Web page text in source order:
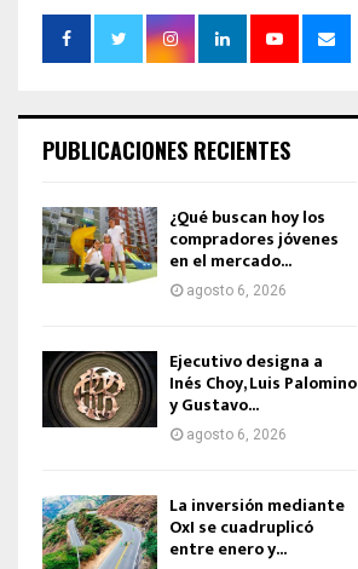
PUBLICACIONES RECIENTES
¿Qué buscan hoy los
compradores jóvenes
en el mercado...
agosto 6, 2026
Ejecutivo designa a
Inés Choy, Luis Palomino
y Gustavo...
agosto 6, 2026
La inversión mediante
OxI se cuadruplicó
entre enero y...